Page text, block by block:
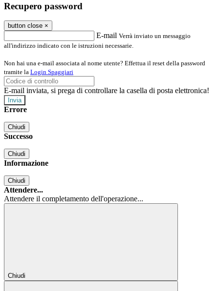
Recupero password
button close ×
E-mail Verrà inviato un messaggio
all'indirizzo indicato con le istruzioni necessarie.
Non hai una e-mail associata al nome utente? Effettua il reset della password
tramite la Login Spaggiari
E-mail inviata, si prega di controllare la casella di posta elettronica!
Errore
Chiudi
Successo
Chiudi
Informazione
Chiudi
Attendere...
Attendere il completamento dell'operazione...
Chiudi